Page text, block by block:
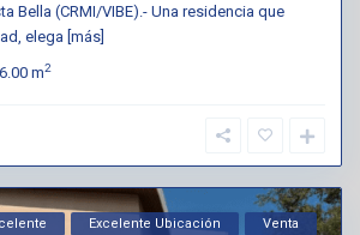
Bella (CRMI/VIBE).- Una residencia que
elega [más]
m2
Excelente Ubicación Venta